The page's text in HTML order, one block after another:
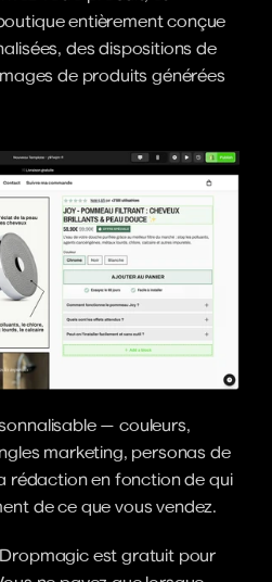
entièrement conçue
des dispositions de
de produits générées
— couleurs,
marketing, personas de
rédaction en fonction de qui
de ce que vous vendez.
est gratuit pour